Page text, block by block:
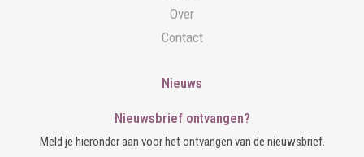
Over
Contact
Nieuws
Nieuwsbrief ontvangen?
Meld je hieronder aan voor het ontvangen van de nieuwsbrief.